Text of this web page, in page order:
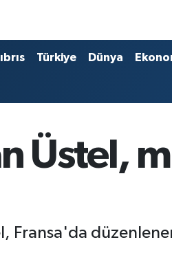
Türkiye Dünya
Üstel,
Fransa'da